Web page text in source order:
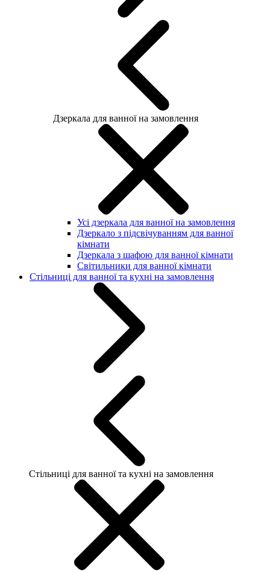
Дзеркала для ванної на замовлення
Усі дзеркала для ванної на замовлення
Дзеркало з підсвічуванням для ванної
кімнати
Дзеркала з шафою для ванної кімнати
Світильники для ванної кімнати
Стільниці для ванної та кухні на замовлення
Стільниці для ванної та кухні на замовлення